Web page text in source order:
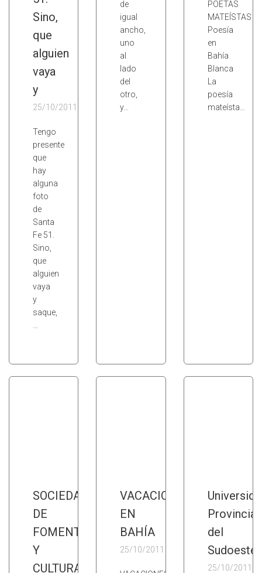
Sino,
que
alguien
vaya
y
25/10/2011
Tengo
presente
que
hay
alguna
foto
de
Santa
Fe 51.
Sino,
que
alguien
vaya
y
saque,
de
igual
ancho,
uno
al
lado
del
otro,
y…
POETAS
MATEÍSTAS
Poesía
en
Bahía
Blanca
La
poesía
mateísta…
SOCIEDAD
DE
FOMENTO
Y
CULTURA
VACACIONES
EN
BAHÍA
25/10/2011
Provincial
del
Sudoeste
25/10/2011